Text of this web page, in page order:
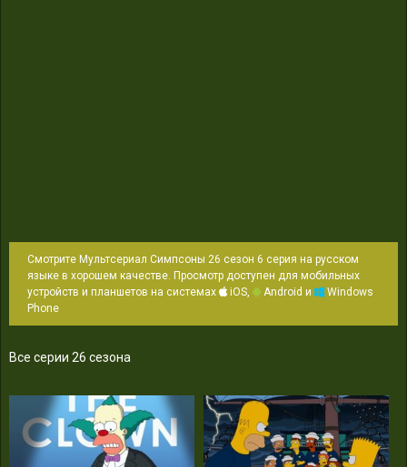
Смотрите Мультсериал Симпсоны 26 сезон 6 серия на русском
языке в хорошем качестве. Просмотр доступен для мобильных
устройств и планшетов на системах
iOS, Android и
Windows
Phone
Все серии 26 сезона